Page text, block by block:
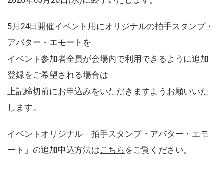
5月24日開催イベント用にオリジナルの拍手スタンプ・
アバター・エモートを
イベント参加者全員が会場内で利用できるように追加
登録をご希望される場合は
上記締切前にお申込みをいただきますようお願いいた
します。
イベントオリジナル「拍手スタンプ・アバター・エモ
ート」の追加申込方法はこちら をご覧ください。